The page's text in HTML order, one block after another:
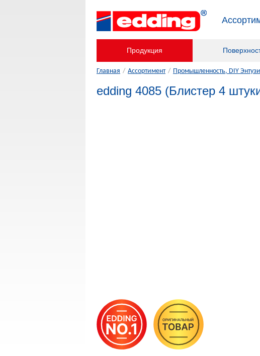
Продукция
Главная / Ассортимент / Промышленность, DIY
edding 4085 (Блистер 4